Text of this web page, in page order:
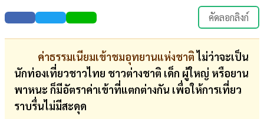
คัดลอกลิงก์
ค่าธรรมเนียมเข้าชมอุทยานแห่งชาติไม่ว่าจะเป็น
นักท่องเที่ยวชาวไทย ชาวต่างชาติ เด็ก ผู้ใหญ่ หรือยาน
พาหนะ ก็มีอัตราค่าเข้าที่แตกต่างกัน เพื่อให้การเที่ยว
ราบรื่นไม่มีสะดุด
บันเทิง
ตรวจ
ผล
บอล
สด